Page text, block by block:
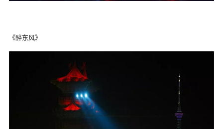
《醉东风》